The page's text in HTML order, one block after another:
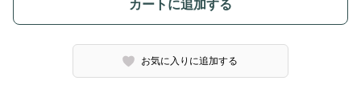
カートに追加する
お気に入りに追加する